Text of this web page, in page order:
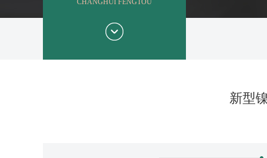
CHANGHUI FENGTOU
新型